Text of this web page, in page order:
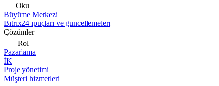
Oku
Büyüme Merkezi
Bitrix24 ipuçları ve güncellemeleri
Çözümler
Rol
Pazarlama
İK
Proje yönetimi
Müşteri hizmetleri